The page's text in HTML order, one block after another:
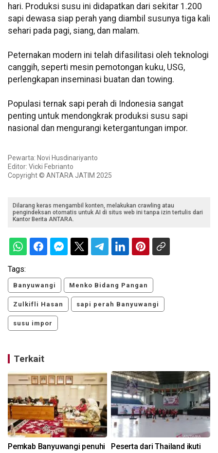
hari. Produksi susu ini didapatkan dari sekitar 1.200
sapi dewasa siap perah yang diambil susunya tiga kali
sehari pada pagi, siang, dan malam.
Peternakan modern ini telah difasilitasi oleh teknologi
canggih, seperti mesin pemotongan kuku, USG,
perlengkapan inseminasi buatan dan towing.
Populasi ternak sapi perah di Indonesia sangat
penting untuk mendongkrak produksi susu sapi
nasional dan mengurangi ketergantungan impor.
Pewarta: Novi Husdinariyanto
Editor: Vicki Febrianto
Copyright © ANTARA JATIM 2025
Dilarang keras mengambil konten, melakukan crawling atau
pengindeksan otomatis untuk AI di situs web ini tanpa izin tertulis dari
Kantor Berita ANTARA.
Tags:
Banyuwangi Menko Bidang Pangan
Zulkifli Hasan sapi perah Banyuwangi
susu impor
Terkait
Pemkab Banyuwangi penuhi
Peserta dari Thailand ikuti